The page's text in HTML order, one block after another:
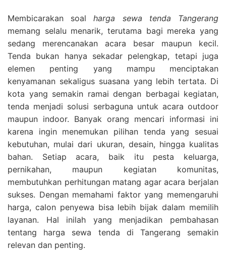
Membicarakan soalharga sewa tenda Tangerang
memang selalu menarik, terutama bagi mereka yang
sedang merencanakan acara besar maupun kecil.
Tenda bukan hanya sekadar pelengkap, tetapi juga
elemen penting yang mampu menciptakan
kenyamanan sekaligus suasana yang lebih tertata. Di
kota yang semakin ramai dengan berbagai kegiatan,
tenda menjadi solusi serbaguna untuk acara outdoor
maupun indoor. Banyak orang mencari informasi ini
karena ingin menemukan pilihan tenda yang sesuai
kebutuhan, mulai dari ukuran, desain, hingga kualitas
bahan. Setiap acara, baik itu pesta keluarga,
pernikahan, maupun kegiatan komunitas,
membutuhkan perhitungan matang agar acara berjalan
sukses. Dengan memahami faktor yang memengaruhi
harga, calon penyewa bisa lebih bijak dalam memilih
layanan. Hal inilah yang menjadikan pembahasan
tentang harga sewa tenda di Tangerang semakin
relevan dan penting.